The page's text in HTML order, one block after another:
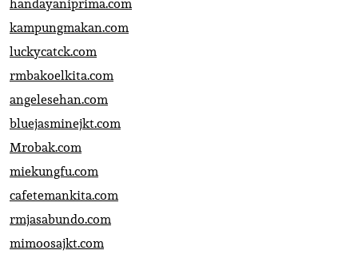
kampungmakan.com
luckycatck.com
rmbakoelkita.com
angelesehan.com
bluejasminejkt.com
Mrobak.com
miekungfu.com
cafetemankita.com
rmjasabundo.com
mimoosajkt.com